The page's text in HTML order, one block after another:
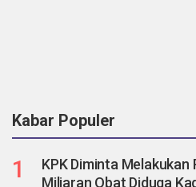
Kabar Populer
1
KPK Diminta
Miliaran Obat Diduga